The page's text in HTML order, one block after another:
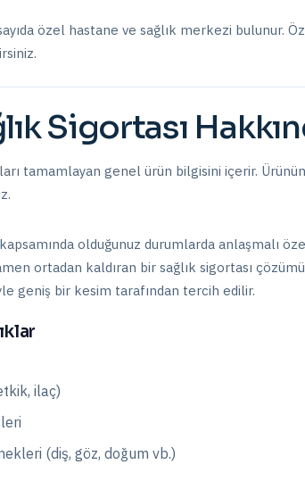
özel hastane ve sağlık merkezi bulunur.
Sigortası
tamamlayan genel ürün bilgisini içerir. Ürünün
kapsamında olduğunuz durumlarda anlaşmalı
ortadan kaldıran bir sağlık sigortası
geniş bir kesim tarafından tercih edilir.
ilaç)
(diş, göz, doğum vb.)